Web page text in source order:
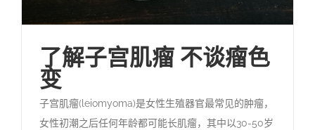
了解子宫肌瘤 不谈瘤色
变
子宫肌瘤(leiomyoma)是女性生殖器官最常见的肿瘤，
女性初潮之后任何年龄都可能长肌瘤，其中以30-50岁